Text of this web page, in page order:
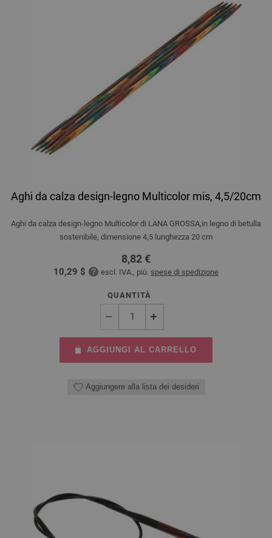
Aghi da calza design-legno Multicolor mis, 4,5/20cm
Aghi da calza design-legno Multicolor di LANA GROSSA,in legno di betulla
sostenibile, dimensione 4,5 lunghezza 20 cm
8,82 €
10,29 $ escl. IVA., più. spese di spedizione
QUANTITÀ
AGGIUNGI AL CARRELLO
Aggiungere alla lista dei desideri